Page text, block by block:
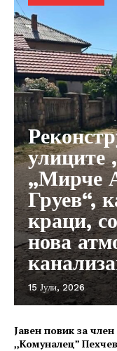
улиците
„Мирче
Груев“,
краци,
нова
15 Јули, 2026
Јавен повик за
,,Комуналец”